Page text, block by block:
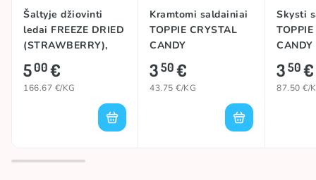
Šaltyje džiovinti
ledai FREEZE DRIED
(STRAWBERRY),
30g
500€
166.67 €/KG
Kramtomi saldainiai
TOPPIE CRYSTAL
CANDY
(STRAWBERRY),
80g
350€
43.75 €/KG
Skysti
CANDY
40g
350€
87.50 €/